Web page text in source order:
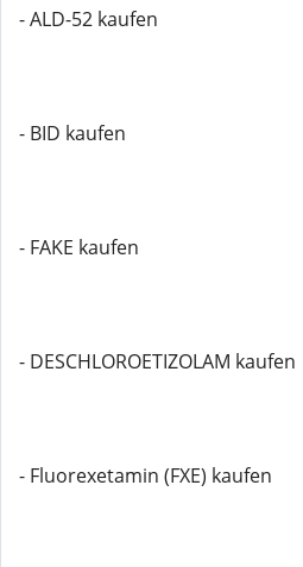
- ALD-52 kaufen
- BID kaufen
- FAKE kaufen
- DESCHLOROETIZOLAM kaufen
- Fluorexetamin (FXE) kaufen